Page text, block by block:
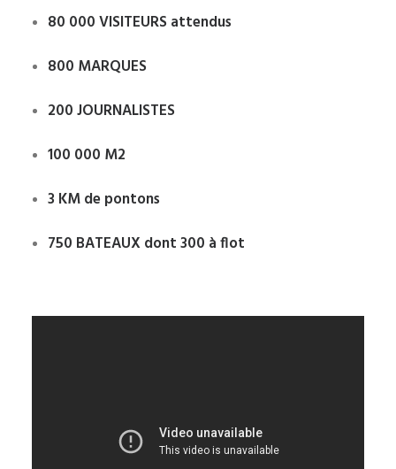
80 000 VISITEURS attendus
800 MARQUES
200 JOURNALISTES
100 000 M2
3 KM de pontons
750 BATEAUX dont 300 à flot